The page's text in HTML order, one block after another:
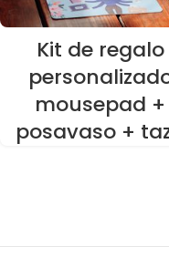
Kit de regalo
mousepad +
posavaso +